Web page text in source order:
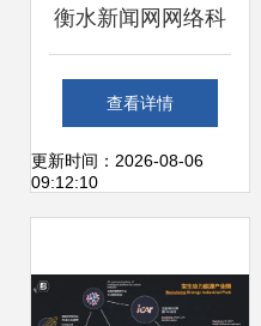
衡水新闻网网络科
技研发 驱动媒体融
合发展的新引擎
查看详情
更新时间：2026-08-06
09:12:10